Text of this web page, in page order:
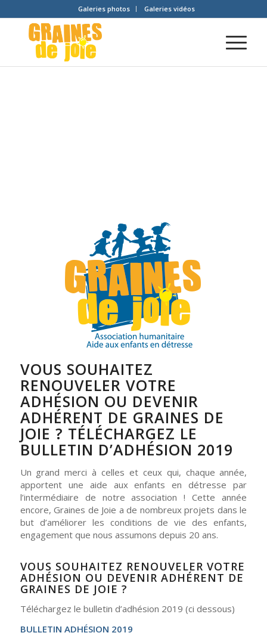
Galeries photos Galeries vidéos
VOUS SOUHAITEZ
RENOUVELER VOTRE
ADHÉSION OU DEVENIR
ADHÉRENT DE GRAINES DE
JOIE ? TÉLÉCHARGEZ LE
BULLETIN D’ADHÉSION 2019
Un grand merci à celles et ceux qui, chaque année,
apportent une aide aux enfants en détresse par
l’intermédiaire de notre association ! Cette année
encore, Graines de Joie a de nombreux projets dans le
but d’améliorer les conditions de vie des enfants,
engagement que nous assumons depuis 20 ans.
VOUS SOUHAITEZ RENOUVELER VOTRE
ADHÉSION OU DEVENIR ADHÉRENT DE
GRAINES DE JOIE ?
Téléchargez le bulletin d’adhésion 2019 (ci dessous)
BULLETIN ADHÉSION 2019